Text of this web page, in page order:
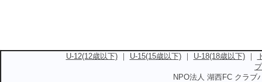
U-12(12歳以下)｜ U-15(15歳以下)｜ U-18(18歳以下)｜
NPO法人 湖西FC クラ